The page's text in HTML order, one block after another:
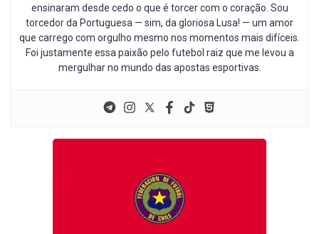
ensinaram desde cedo o que é torcer com o coração. Sou
torcedor da Portuguesa — sim, da gloriosa Lusa! — um amor
que carrego com orgulho mesmo nos momentos mais difíceis.
Foi justamente essa paixão pelo futebol raiz que me levou a
mergulhar no mundo das apostas esportivas.